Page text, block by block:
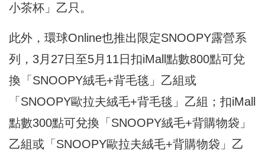
小茶杯」乙只。
此外，環球Online也推出限定SNOOPY露營系
列，3月27日至5月11日扣iMall點數800點可兌
換「SNOOPY絨毛+背毛毯」乙組或
「SNOOPY歐拉夫絨毛+背毛毯」乙組；扣iMall
點數300點可兌換「SNOOPY絨毛+背購物袋」
乙組或「SNOOPY歐拉夫絨毛+背購物袋」乙